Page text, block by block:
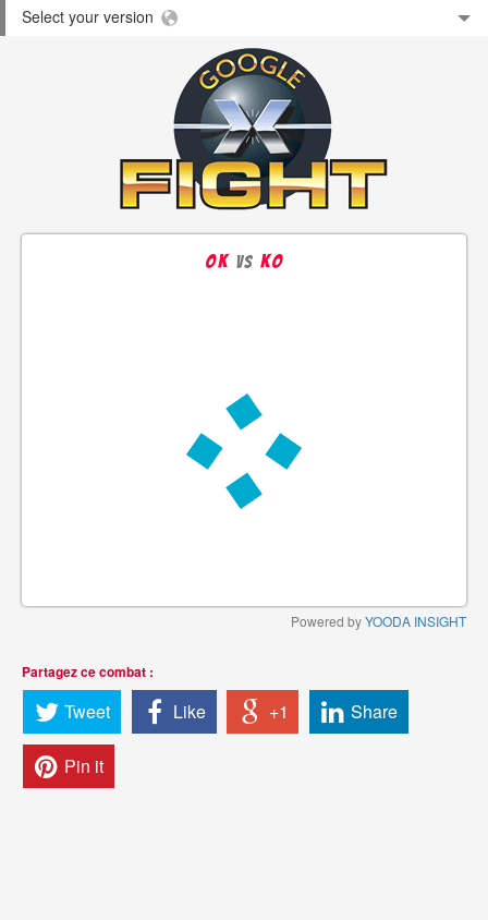
Select your version
ok vs ko
Powered byYOODA INSIGHT
Partagez ce combat :
Tweet Like +1 Share
Pin it